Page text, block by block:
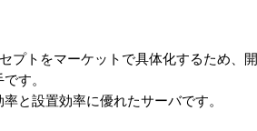
プトをマーケットで具体化するため、開
す。
と設置効率に優れたサーバです。